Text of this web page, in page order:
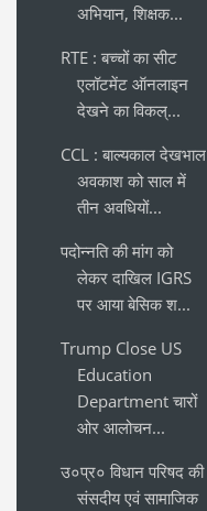
अभियान, शिक्षक...
RTE : बच्चों का सीट
एलॉटमेंट ऑनलाइन
देखने का विकल्...
CCL : बाल्यकाल देखभाल
अवकाश को साल में
तीन अवधियों...
पदोन्नति की मांग को
लेकर दाखिल IGRS
पर आया बेसिक श...
Trump Close US
Education
Department चारों
ओर आलोचन...
उ०प्र० विधान परिषद की
संसदीय एवं सामाजिक